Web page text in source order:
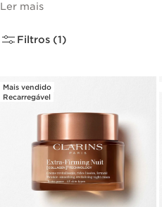
Ler mais
Filtros (1)
Mais vendido
Recarregável